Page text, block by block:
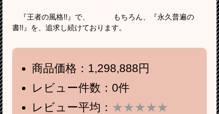
『王者の風格!!』で、 もちろん、『永久普遍の
書!!』を、追求し続けております。
商品価格：1,298,888円
レビュー件数：0件
レビュー平均： ★★★★★